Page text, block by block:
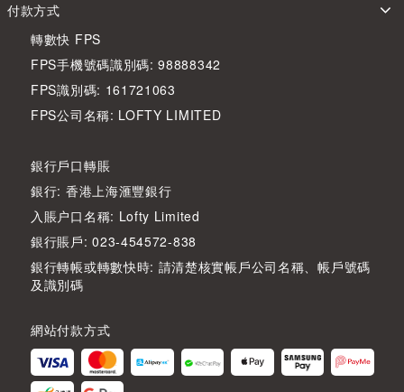
付款方式
轉數快 FPS
FPS手機號碼識別碼: 98888342
FPS識別碼: 161721063
FPS公司名稱: LOFTY LIMITED
銀行戶口轉賬
銀行: 香港上海滙豐銀行
入賬户口名稱: Lofty Limited
銀行賬戶: 023-454572-838
銀行轉帳或轉數快時: 請清楚核實帳戶公司名稱、帳戶號碼
及識別碼
網站付款方式